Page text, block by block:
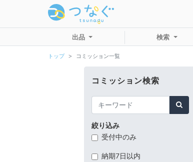
出品 検索
トップ コミッション一覧
コミッション検索
絞り込み
受付中のみ
納期7日以内